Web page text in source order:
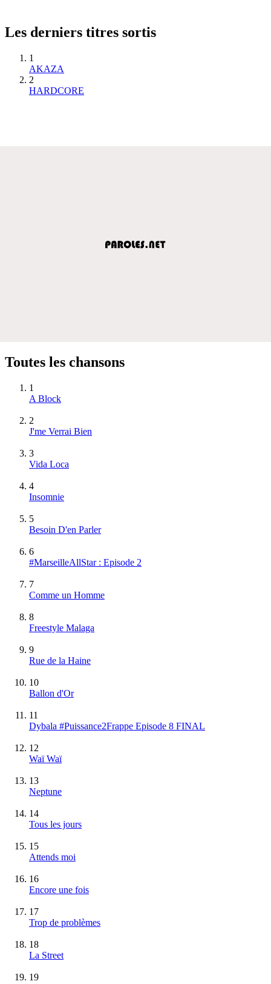
Les derniers titres sortis
1
AKAZA
2
HARDCORE
Toutes les chansons
1
A Block
2
J'me Verrai Bien
3
Vida Loca
4
Insomnie
5
Besoin D'en Parler
6
#MarseilleAllStar : Episode 2
7
Comme un Homme
8
Freestyle Malaga
9
Rue de la Haine
10
Ballon d'Or
11
Dybala #Puissance2Frappe Episode 8 FINAL
12
Waï Waï
13
Neptune
14
Tous les jours
15
Attends moi
16
Encore une fois
17
Trop de problèmes
18
La Street
19